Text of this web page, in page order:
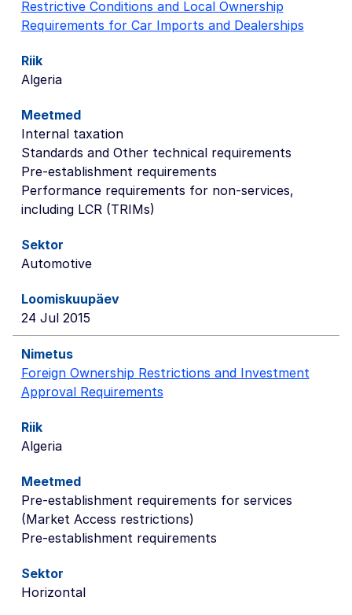
Restrictive Conditions and Local Ownership
Requirements for Car Imports and Dealerships
Algeria
Internal taxation
Standards and Other technical requirements
Pre-establishment requirements
Performance requirements for non-services,
including LCR (TRIMs)
Automotive
24 Jul 2015
Foreign Ownership Restrictions and Investment
Approval Requirements
Algeria
Pre-establishment requirements for services
(Market Access restrictions)
Pre-establishment requirements
Horizontal